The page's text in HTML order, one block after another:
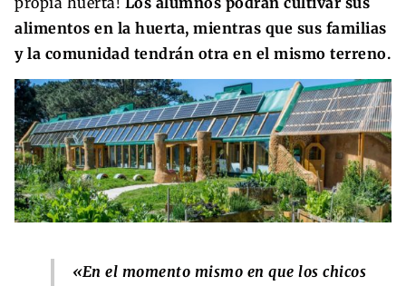
alimentos en la huerta, mientras que sus familias
y la comunidad tendrán otra en el mismo terreno.
«En el momento mismo en que los chicos